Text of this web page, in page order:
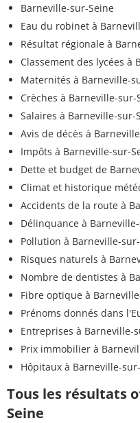
Barneville-sur-Seine
Eau du robinet à
Résultat régionale à
Classement des lycées à
Maternités à Barneville-
Crèches à Barneville-sur-
Salaires à Barneville-sur-
Avis de décès à
Impôts à Barneville-sur-
Dette et budget de
Climat et historique
Accidents de la route à
Délinquance à
Pollution à Barneville-
Risques naturels à
Nombre de dentistes à
Fibre optique à
Prénoms donnés dans
Entreprises à Barneville-
Prix immobilier à
Hôpitaux à Barneville-
Tous les résultats
Seine